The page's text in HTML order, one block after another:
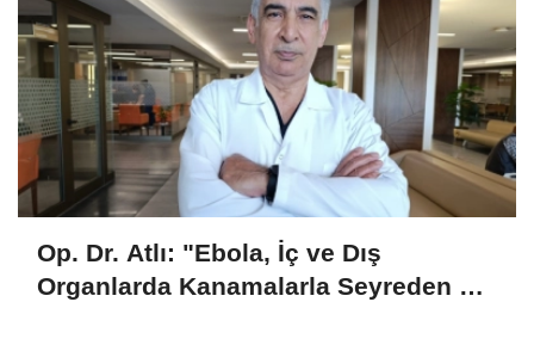
Op. Dr. Atlı: "Ebola, İç ve Dış
Organlarda Kanamalarla Seyreden Bir